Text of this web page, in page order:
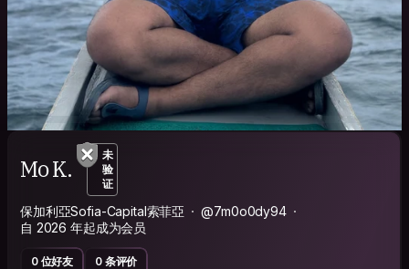
Mo K.
未
验
证
保加利亞Sofia-Capital索菲亞
@7m0o0dy94
自 2026 年起成为会员
0 位好友 0 条评价